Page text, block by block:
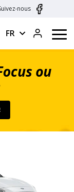
nous
FR expand_more
ou